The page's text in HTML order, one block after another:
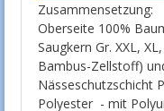
Zusammensetzung:
Oberseite 100%
Saugkern Gr. XXL,
Bambus-Zellstoff)
Nässeschutzschicht
Polyester - mit